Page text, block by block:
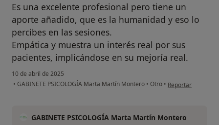
Es una excelente profesional pero tiene un
aporte añadido, que es la humanidad y eso lo
percibes en las sesiones.
Empática y muestra un interés real por sus
pacientes, implicándose en su mejoría real.
10 de abril de 2025
• GABINETE PSICOLOGÍA Marta Martín Montero • Otro • en opinión del
Reportar
GABINETE PSICOLOGÍA Marta Martín Montero